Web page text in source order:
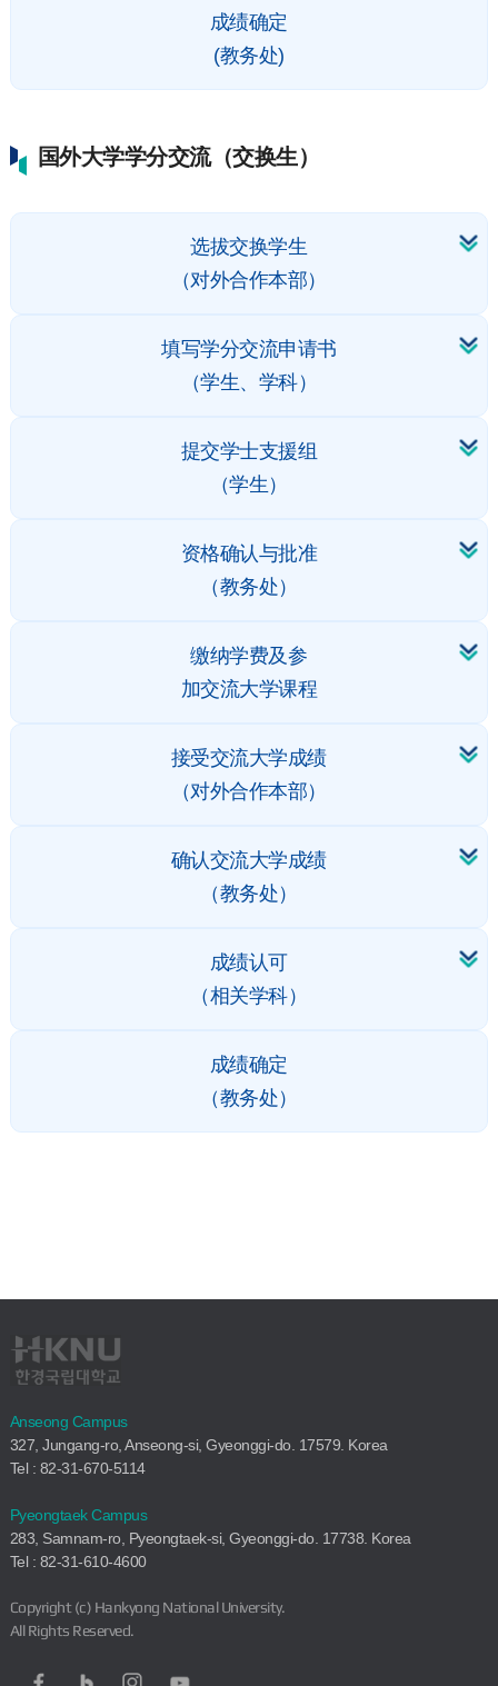
成绩确定
(教务处)
国外大学学分交流（交换生）
选拔交换学生
（对外合作本部）
填写学分交流申请书
（学生、学科）
提交学士支援组
（学生）
资格确认与批准
（教务处）
缴纳学费及参
加交流大学课程
接受交流大学成绩
（对外合作本部）
确认交流大学成绩
（教务处）
成绩认可
（相关学科）
成绩确定
（教务处）
Anseong Campus
327, Jungang-ro, Anseong-si, Gyeonggi-do. 17579. Korea
Tel : 82-31-670-5114
Pyeongtaek Campus
283, Samnam-ro, Pyeongtaek-si, Gyeonggi-do. 17738. Korea
Tel : 82-31-610-4600
Copyright (c) Hankyong National University.
All Rights Reserved.